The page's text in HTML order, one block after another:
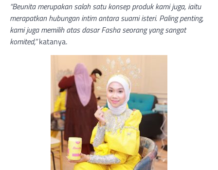
“Beunita merupakan salah satu konsep produk kami juga, iaitu
merapatkan hubungan intim antara suami isteri. Paling penting,
kami juga memilih atas dasar Fasha seorang yang sangat
komited,”katanya.